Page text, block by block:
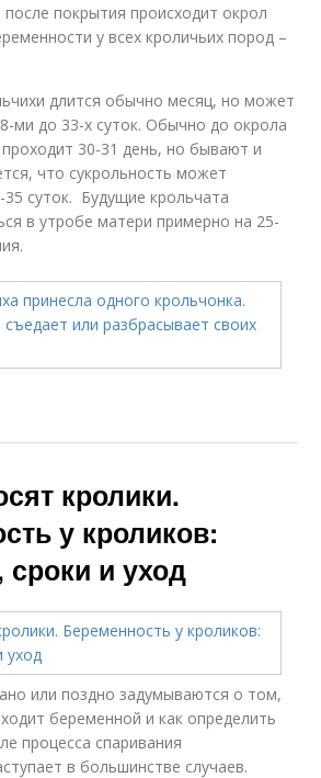
после покрытия происходит окрол
у всех кроличьих пород –
длится обычно месяц, но может
ми до 33-х суток. Обычно до окрола
30-31 день, но бывают и
что сукрольность может
суток. Будущие крольчата
в утробе матери примерно на 25-
кролики.
у кроликов:
и уход
или поздно задумываются о том,
беременной и как определить
процесса спаривания
в большинстве случаев.